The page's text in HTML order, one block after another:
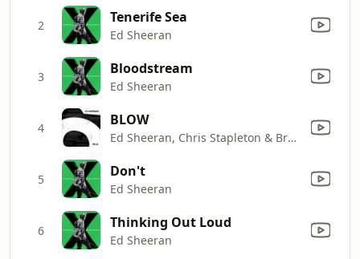
2 Tenerife Sea
Ed Sheeran
3 Bloodstream
Ed Sheeran
4 BLOW
Ed Sheeran, Chris Stapleton & Bruno Mars
5 Don't
Ed Sheeran
6 Thinking Out Loud
Ed Sheeran